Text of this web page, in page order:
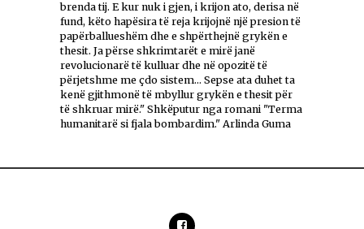
brenda tij. E kur nuk i gjen, i krijon ato, derisa në
fund, këto hapësira të reja krijojnë një presion të
papërballueshëm dhe e shpërthejnë grykën e
thesit. Ja përse shkrimtarët e mirë janë
revolucionarë të kulluar dhe në opozitë të
përjetshme me çdo sistem... Sepse ata duhet ta
kenë gjithmonë të mbyllur grykën e thesit për
të shkruar mirë." Shkëputur nga romani "Terma
humanitarë si fjala bombardim." Arlinda Guma